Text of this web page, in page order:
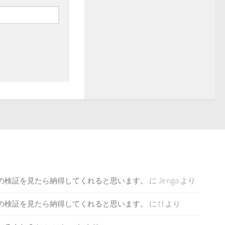
検証を見たら納得してくれると思います。 に Je nga より
検証を見たら納得してくれると思います。 に t tより